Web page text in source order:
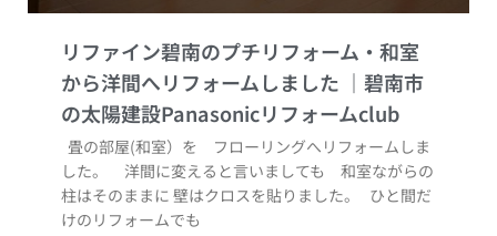
リファイン碧南のプチリフォーム・和室
から洋間へリフォームしました
畳の部屋(和室）を フローリングへリフォームしま
した。 洋間に変えると言いましても 和室ながらの
柱はそのままに 壁はクロスを貼りました。 ひと間だ
けのリフォームでも